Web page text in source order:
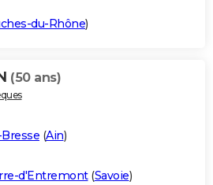
du-Rhône)
(50 ans)
(Ain)
d'Entremont(Savoie)